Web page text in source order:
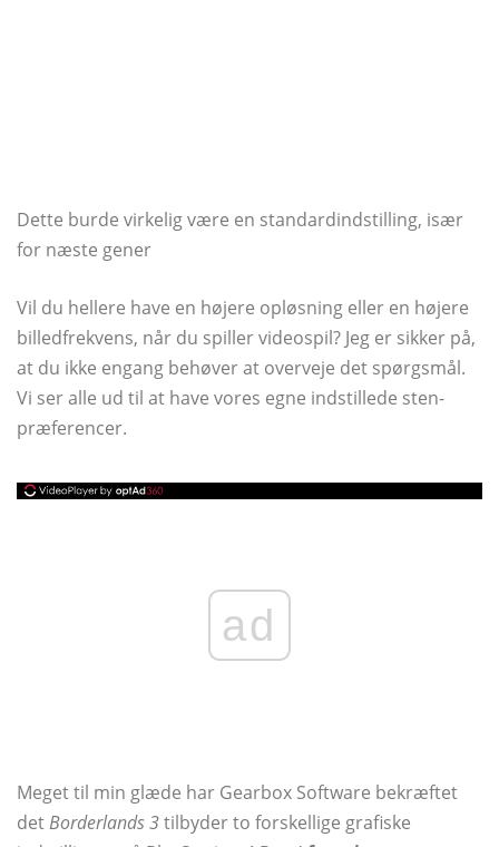
Dette burde virkelig være en standardindstilling, især
for næste gener
Vil du hellere have en højere opløsning eller en højere
billedfrekvens, når du spiller videospil? Jeg er sikker på,
at du ikke engang behøver at overveje det spørgsmål.
Vi ser alle ud til at have vores egne indstillede sten-
præferencer.
ad
Meget til min glæde har Gearbox Software bekræftet
detBorderlands 3tilbyder to forskellige grafiske